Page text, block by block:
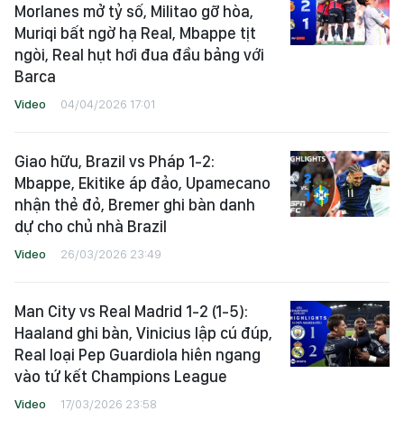
Morlanes mở tỷ số, Militao gỡ hòa,
Muriqi bất ngờ hạ Real, Mbappe tịt
ngòi, Real hụt hơi đua đầu bảng với
Barca
Video 04/04/2026 17:01
Giao hữu, Brazil vs Pháp 1-2:
Mbappe, Ekitike áp đảo, Upamecano
nhận thẻ đỏ, Bremer ghi bàn danh
dự cho chủ nhà Brazil
Video 26/03/2026 23:49
Man City vs Real Madrid 1-2 (1-5):
Haaland ghi bàn, Vinicius lập cú đúp,
Real loại Pep Guardiola hiên ngang
vào tứ kết Champions League
Video 17/03/2026 23:58